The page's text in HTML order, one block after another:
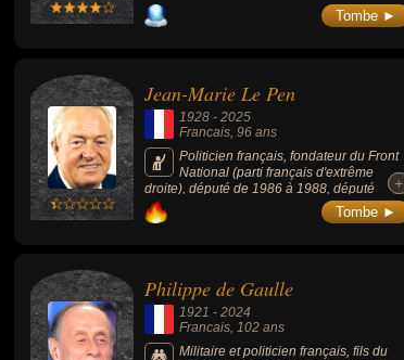
Tombe ►
Jean-Marie Le Pen
1928 - 2025
Francais , 96 ans
Politicien français, fondateur du Front
National (parti français d'extrême
droite), député de 1986 à 1988, député
européen de 2004 à 2019 et candidat au
second tout des élections présidentielles
pour apologie de crime de guerre,
contestation de crimes contre l'humanité,
provocation à la haine, à la discrimination et
à la violence raciale, injures publiques ou
violences, il est alternativement condamné et
+
+
Tombe ►
Philippe de Gaulle
1921 - 2024
Francais , 102 ans
Militaire et politicien français, fils du